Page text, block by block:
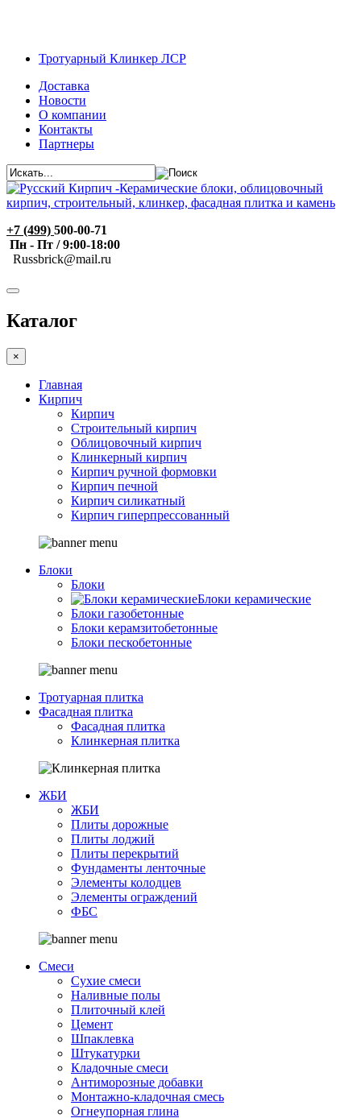
Тротуарный Клинкер ЛСР
Доставка
Новости
О компании
Контакты
Партнеры
+7 (499) 500-00-71
Пн - Пт / 9:00-18:00
Russbrick@mail.ru
Каталог
×
Главная
Кирпич
Кирпич
Строительный кирпич
Облицовочный кирпич
Клинкерный кирпич
Кирпич ручной формовки
Кирпич печной
Кирпич силикатный
Кирпич гиперпрессованный
Блоки
Блоки
Блоки керамические
Блоки газобетонные
Блоки керамзитобетонные
Блоки пескобетонные
Тротуарная плитка
Фасадная плитка
Фасадная плитка
Клинкерная плитка
ЖБИ
ЖБИ
Плиты дорожные
Плиты лоджий
Плиты перекрытий
Фундаменты ленточные
Элементы колодцев
Элементы ограждений
ФБС
Смеси
Сухие смеси
Наливные полы
Плиточный клей
Цемент
Шпаклевка
Штукатурки
Кладочные смеси
Антиморозные добавки
Монтажно-кладочная смесь
Огнеупорная глина